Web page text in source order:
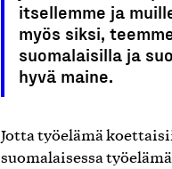
itsellemme ja
myös siksi,
suomalaisilla ja
hyvä maine.
Jotta työelämä
suomalaisessa